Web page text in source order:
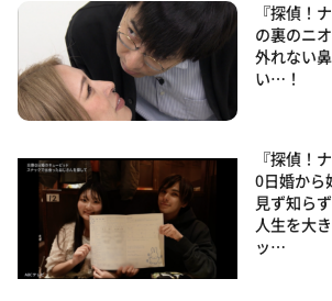
『探偵！
の裏のニ
外れない
い…！
『探偵！
0日婚から
見ず知ら
人生を大
ッ…